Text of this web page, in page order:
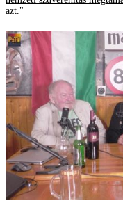
azt."